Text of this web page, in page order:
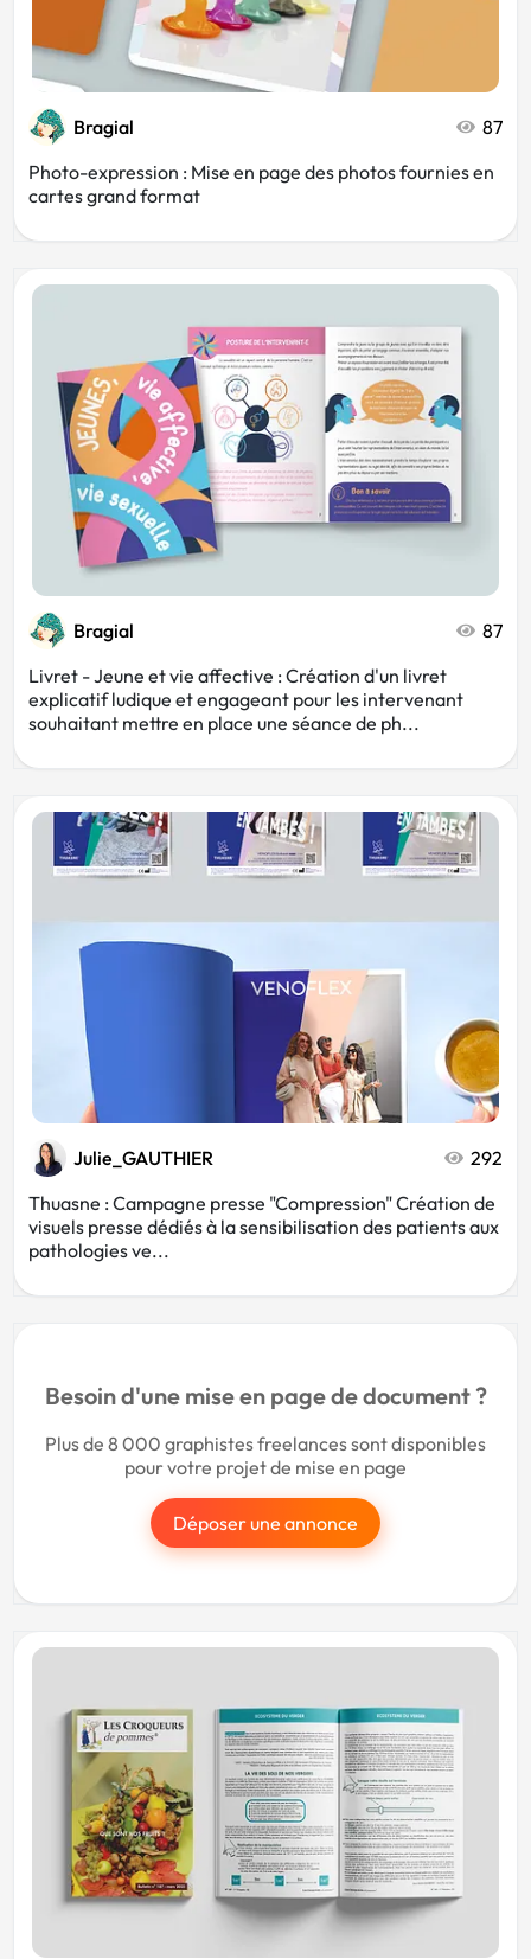
Photographe
Bragial
87
Photo-expression : Mise en page des photos fournies en
cartes grand format
Bragial
87
Livret - Jeune et vie affective : Création d'un livret
explicatif ludique et engageant pour les intervenant
souhaitant mettre en place une séance de ph...
Julie_GAUTHIER
292
Thuasne : Campagne presse "Compression" Création de
visuels presse dédiés à la sensibilisation des patients aux
pathologies ve...
Besoin d'une mise en page de document ?
Plus de 8 000 graphistes freelances sont disponibles
pour votre projet de mise en page
Déposer une annonce